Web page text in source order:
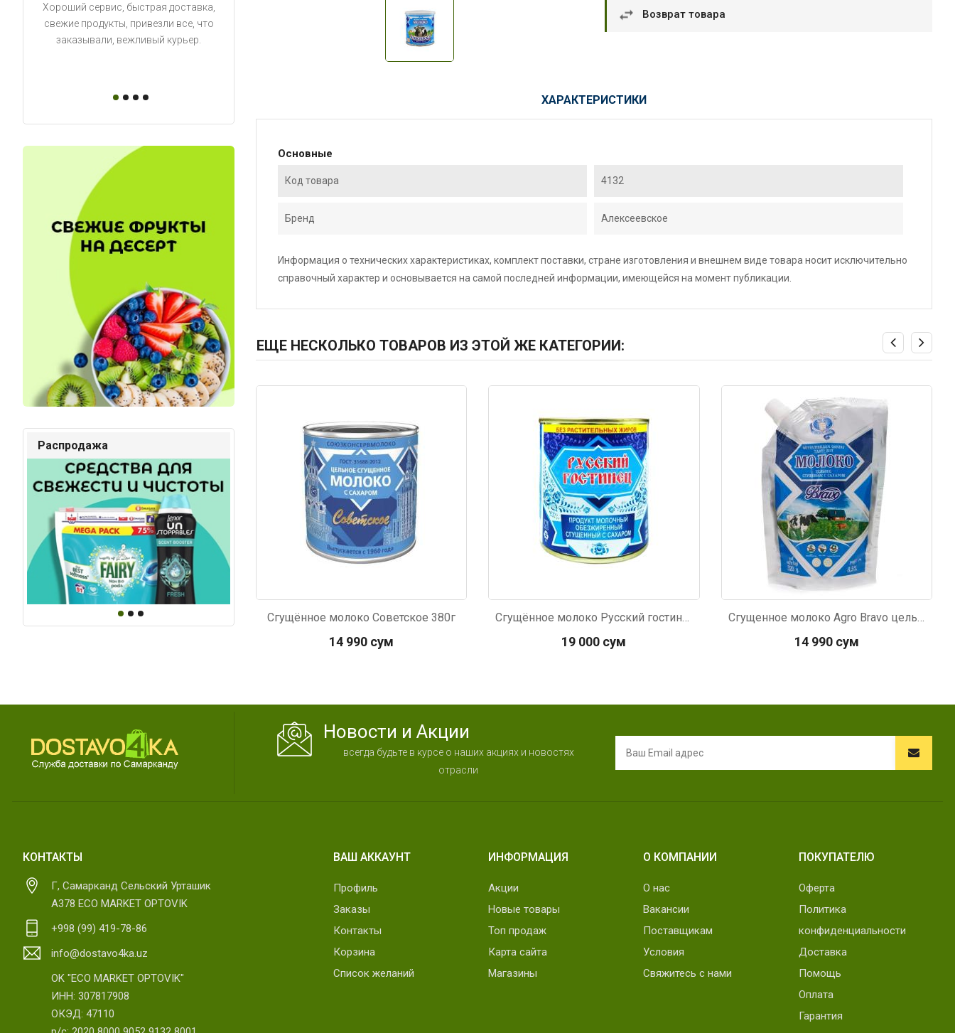
Хороший сервис, быстрая доставка,
свежие продукты, привезли все, что
заказывали, вежливый курьер.
привезли раньше назначенного
времени. Курьер Анвар, спасибо ему!
Оформляют заказ и доставляют
Распродажа
Возврат товара
ХАРАКТЕРИСТИКИ
Основные
Код товара 4132
Бренд Алексеевское
Информация о технических характеристиках, комплект поставки, стране изготовления и внешнем виде товара носит исключительно
справочный характер и основывается на самой последней информации, имеющейся на момент публикации.
ЕЩЕ НЕСКОЛЬКО ТОВАРОВ ИЗ ЭТОЙ ЖЕ КАТЕГОРИИ:
Код: 3699
Сгущённое молоко Советское 380г
14 990 сум
Сгущённое молоко Русский гостинец 370г
19 000 сум
Сгущенное молоко Agro Bravo цельное с сахаром 320г
14 990 сум
Код: 2982
Новости и Акции
всегда будьте в курсе о наших акциях и новостях
отрасли
КОНТАКТЫ
Г, Самарканд Сельский Урташик
А378 ECO MARKET OPTOVIK
+998 (99) 419-78-86
info@dostavo4ka.uz
OK "ECO MARKET OPTOVIK"
ИНН: 307817908
ОКЭД: 47110
ВАШ АККАУНТ
Профиль
Заказы
Контакты
Корзина
Список желаний
ИНФОРМАЦИЯ
Акции
Новые товары
Топ продаж
Карта сайта
Магазины
О КОМПАНИИ
О нас
Вакансии
Поставщикам
Условия
Свяжитесь с нами
ПОКУПАТЕЛЮ
Оферта
Политика
конфиденциальности
Доставка
Помощь
Оплата
Гарантия